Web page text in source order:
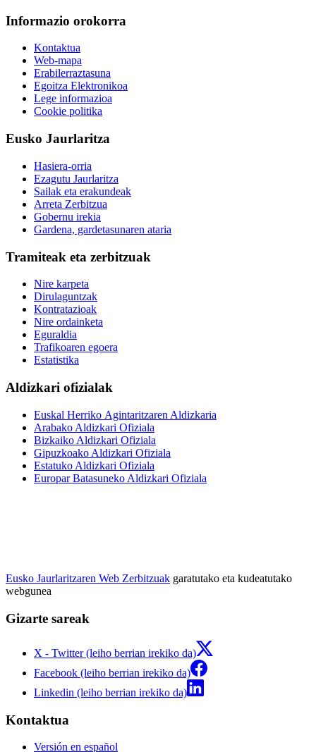
Informazio orokorra
Kontaktua
Web-mapa
Erabilerraztasuna
Egoitza Elektronikoa
Lege informazioa
Cookie politika
Eusko Jaurlaritza
Hasiera-orria
Ezagutu Jaurlaritza
Sailak eta erakundeak
Arreta Zerbitzua
Gobernu irekia
Gardena, gardetasunaren ataria
Tramiteak eta zerbitzuak
Nire karpeta
Dirulaguntzak
Kontratazioak
Nire ordainketa
Eguraldia
Trafikoaren egoera
Estatistika
Aldizkari ofizialak
Euskal Herriko Agintaritzaren Aldizkaria
Arabako Aldizkari Ofiziala
Bizkaiko Aldizkari Ofiziala
Gipuzkoako Aldizkari Ofiziala
Estatuko Aldizkari Ofiziala
Europar Batasuneko Aldizkari Ofiziala
Eusko Jaurlaritzaren Web Zerbitzuak garatutako eta kudeatutako
webgunea
Gizarte sareak
X - Twitter (leiho berrian irekiko da)
Facebook (leiho berrian irekiko da)
Linkedin (leiho berrian irekiko da)
Kontaktua
Versión en español